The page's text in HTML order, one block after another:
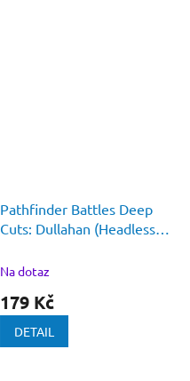
Pathfinder Battles Deep
Cuts: Dullahan (Headless
Na dotaz
179 Kč
DETAIL